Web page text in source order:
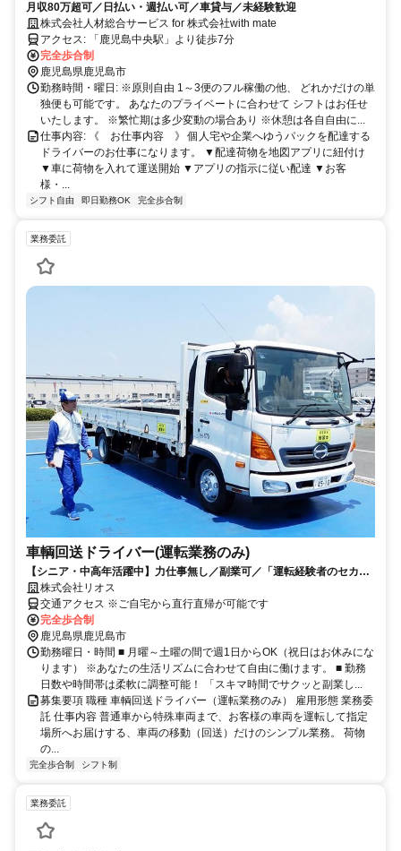
月収80万超可／日払い・週払い可／車貸与／未経験歓迎
株式会社人材総合サービス for 株式会社with mate
アクセス: 「鹿児島中央駅」より徒歩7分
完全歩合制
鹿児島県鹿児島市
勤務時間・曜日: ※原則自由 1～3便のフル稼働の他、 どれかだけの単
独便も可能です。 あなたのプライベートに合わせて シフトはお任せ
いたします。 ※繁忙期は多少変動の場合あり ※休憩は各自自由に...
仕事内容: 《 お仕事内容 》 個人宅や企業へゆうパックを配達する
ドライバーのお仕事になります。 ▼配達荷物を地図アプリに紐付け
▼車に荷物を入れて運送開始 ▼アプリの指示に従い配達 ▼お客
様・...
シフト自由 即日勤務OK 完全歩合制
業務委託
車輌回送ドライバー(運転業務のみ)
【シニア・中高年活躍中】力仕事無し／副業可／「運転経験者のセカン
ドキャリア」始めてみませんか♪
株式会社リオス
交通アクセス ※ご自宅から直行直帰が可能です
完全歩合制
鹿児島県鹿児島市
勤務曜日・時間 ■ 月曜～土曜の間で週1日からOK（祝日はお休みにな
ります） ※あなたの生活リズムに合わせて自由に働けます。 ■ 勤務
日数や時間帯は柔軟に調整可能！ 「スキマ時間でサクッと副業し...
募集要項 職種 車輌回送ドライバー（運転業務のみ） 雇用形態 業務委
託 仕事内容 普通車から特殊車両まで、お客様の車両を運転して指定
場所へお届けする、車両の移動（回送）だけのシンプル業務。 荷物
の...
完全歩合制 シフト制
業務委託